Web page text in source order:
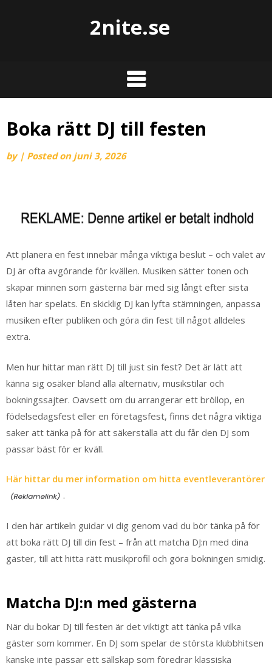
2nite.se
Boka rätt DJ till festen
by | Posted on juni 3, 2026
Att planera en fest innebär många viktiga beslut – och valet av
DJ är ofta avgörande för kvällen. Musiken sätter tonen och
skapar minnen som gästerna bär med sig långt efter sista
låten har spelats. En skicklig DJ kan lyfta stämningen, anpassa
musiken efter publiken och göra din fest till något alldeles
extra.
Men hur hittar man rätt DJ till just sin fest? Det är lätt att
känna sig osäker bland alla alternativ, musikstilar och
bokningssajter. Oavsett om du arrangerar ett bröllop, en
födelsedagsfest eller en företagsfest, finns det några viktiga
saker att tänka på för att säkerställa att du får den DJ som
passar bäst för er kväll.
Här hittar du mer information om hitta eventleverantörer
.
I den här artikeln guidar vi dig genom vad du bör tänka på för
att boka rätt DJ till din fest – från att matcha DJ:n med dina
gäster, till att hitta rätt musikprofil och göra bokningen smidig.
Matcha DJ:n med gästerna
När du bokar DJ till festen är det viktigt att tänka på vilka
gäster som kommer. En DJ som spelar de största klubbhitsen
kanske inte passar ett sällskap som föredrar klassiska